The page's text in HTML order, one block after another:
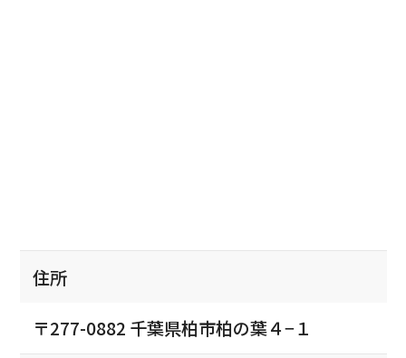
住所
〒277-0882 千葉県柏市柏の葉４−１